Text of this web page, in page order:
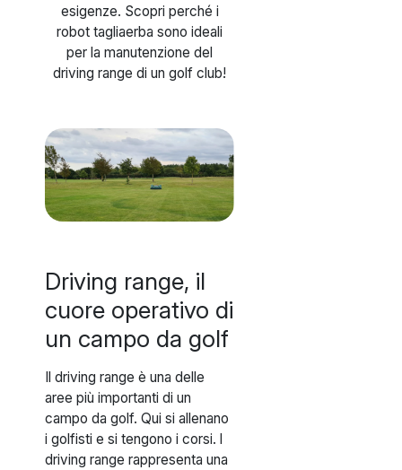
esigenze. Scopri perché i
robot tagliaerba sono ideali
per la manutenzione del
driving range di un golf club!
Driving range, il
cuore operativo di
un campo da golf
Il driving range è una delle
aree più importanti di un
campo da golf. Qui si allenano
i golfisti e si tengono i corsi. l
driving range rappresenta una